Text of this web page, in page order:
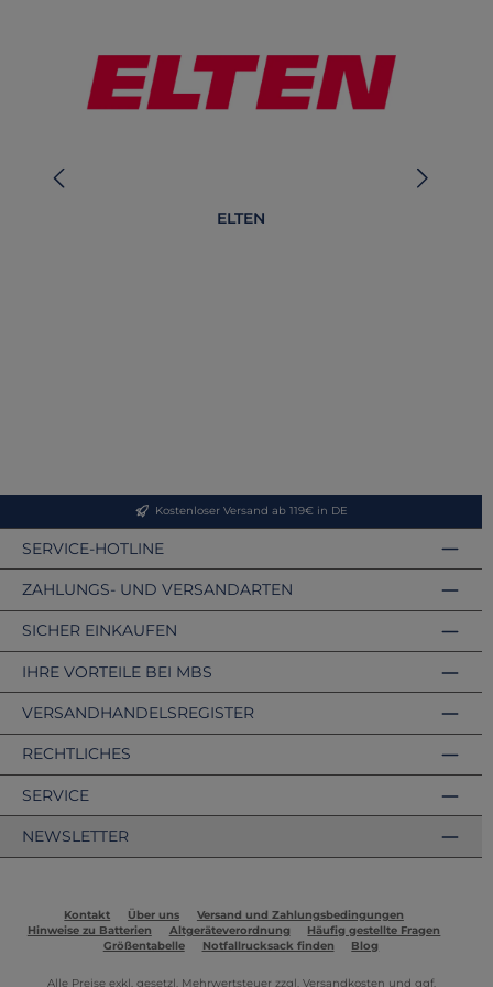
ELTEN
Kostenloser Versand ab 119€ in DE
SERVICE-HOTLINE
ZAHLUNGS- UND VERSANDARTEN
VERSANDHANDELSREGISTER
SICHER EINKAUFEN
IHRE VORTEILE BEI MBS
RECHTLICHES
SERVICE
NEWSLETTER
Kontakt Über uns
Versand und Zahlungsbedingungen
Hinweise zu Batterien
Altgeräteverordnung
Häufig gestellte Fragen
Größentabelle
Notfallrucksack finden Blog
Alle Preise exkl. gesetzl. Mehrwertsteuer zzgl. Versandkosten und ggf.